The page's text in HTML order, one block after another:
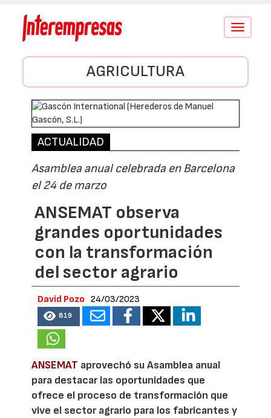
Conmutar
AGRICULTURA
ACTUALIDAD
Asamblea anual celebrada en Barcelona
el 24 de marzo
ANSEMAT observa
grandes oportunidades
con la transformación
del sector agrario
David Pozo 24/03/2023
819
ANSEMAT aprovechó su Asamblea anual
para destacar las oportunidades que
ofrece el proceso de transformación que
vive el sector agrario para los fabricantes y